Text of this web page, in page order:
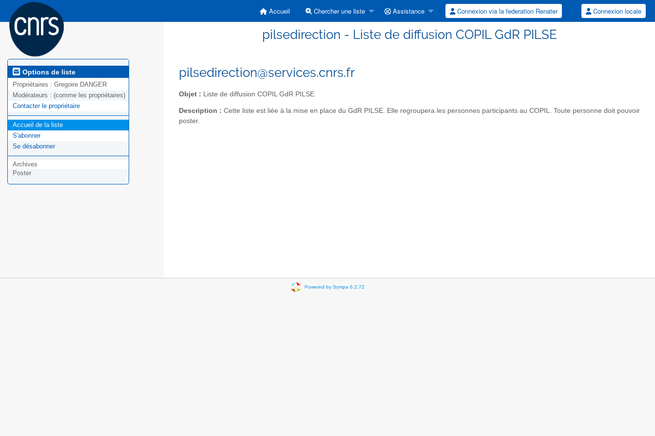
Accueil Chercher une liste Assistance Connexion via la federation Renater Connexion locale
pilsedirection - Liste de diffusion COPIL GdR PILSE
Options de liste
Propriétaires : Gregoire DANGER
Modérateurs : (comme les propriétaires)
Contacter le propriétaire
Accueil de la liste
S'abonner
Se désabonner
Archives
Poster
pilsedirection@services.cnrs.fr
Objet : Liste de diffusion COPIL GdR PILSE
Description : Cette liste est liée à la mise en place du GdR PILSE. Elle regroupera les personnes participants au COPIL. Toute personne doit pouvoir
poster.
Powered by Sympa 6.2.72